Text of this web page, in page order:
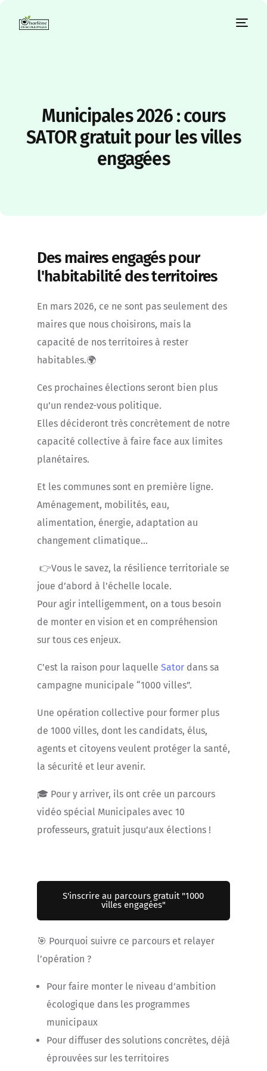
Municipales 2026 : cours
SATOR gratuit pour les villes
engagées
Des maires engagés pour
l'habitabilité des territoires
En mars 2026, ce ne sont pas seulement des
maires que nous choisirons, mais la
capacité de nos territoires à rester
habitables.🌍
Ces prochaines élections seront bien plus
qu’un rendez-vous politique.
Elles décideront très concrètement de notre
capacité collective à faire face aux limites
planétaires.
Et les communes sont en première ligne.
Aménagement, mobilités, eau,
alimentation, énergie, adaptation au
changement climatique…
👉Vous le savez, la résilience territoriale se
joue d’abord à l’échelle locale.
Pour agir intelligemment, on a tous besoin
de monter en vision et en compréhension
sur tous ces enjeux.
C’est la raison pour laquelle Satordans sa
campagne municipale “1000 villes”.
Une opération collective pour former plus
de 1000 villes, dont les candidats, élus,
agents et citoyens veulent protéger la santé,
la sécurité et leur avenir.
🎓 Pour y arriver, ils ont crée un parcours
vidéo spécial Municipales avec 10
professeurs, gratuit jusqu’aux élections !
S'inscrire au parcours gratuit "1000
villes engagées"
🎯 Pourquoi suivre ce parcours et relayer
l’opération ?
Pour faire monter le niveau d’ambition
écologique dans les programmes
municipaux
Pour diffuser des solutions concrètes, déjà
éprouvées sur les territoires